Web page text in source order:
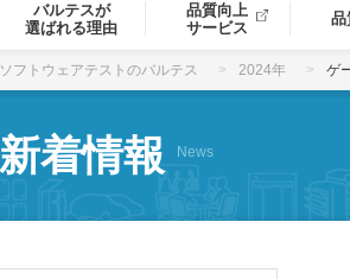
バルテスが
選ばれる理由
品質向上
サービス
品
ソフトウェアテストのバルテス 2024年 ゲ
新着情報 News